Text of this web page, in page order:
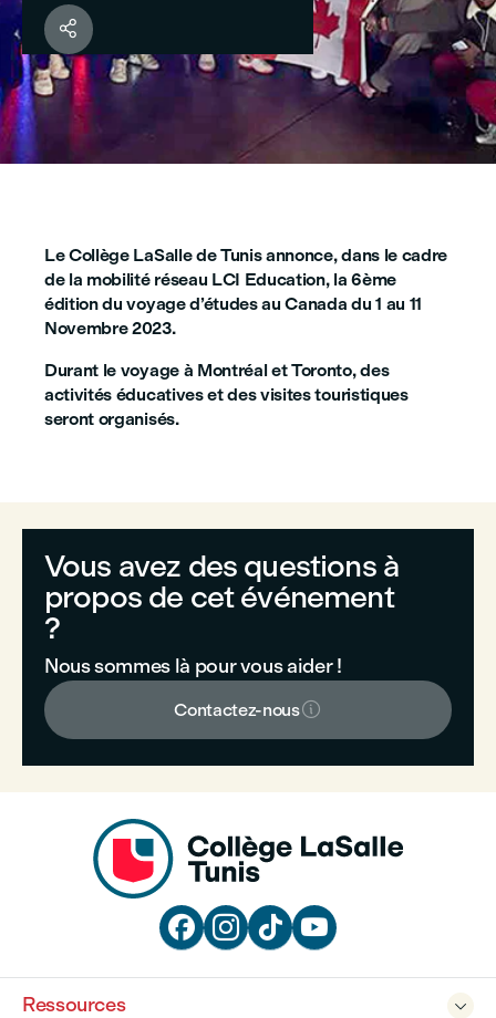

Le Collège LaSalle de Tunis annonce, dans le cadre
de la mobilité réseau LCI Education, la 6ème
édition du voyage d’études au Canada du 1 au 11
Novembre 2023.
Durant le voyage à Montréal et Toronto, des
activités éducatives et des visites touristiques
seront organisés.
Vous avez des questions à
propos de cet événement
?
Nous sommes là pour vous aider !
Contactez-nous
   

Ressources